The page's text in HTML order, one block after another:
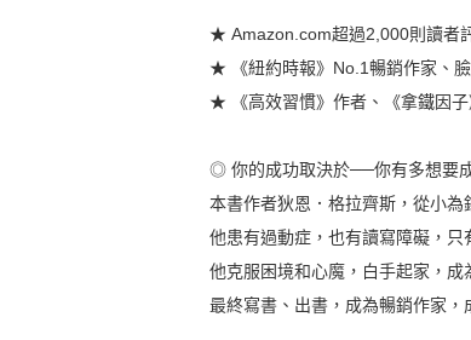
★ Amazon.com超過2,000則讀者
★ 《紐約時報》No.1暢銷作家、
★ 《高效習慣》作者、《拿鐵因
◎ 你的成功取決於──你有多想要
本書作者狄恩．格拉齊斯，從小為
他患有過動症，也有讀寫障礙，只
他克服困境和心魔，白手起家，成
最終寫書、出書，成為暢銷作家，